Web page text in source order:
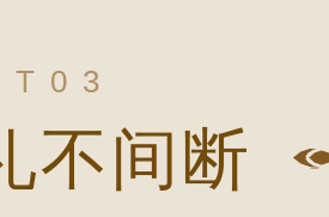
T 0 3
不间断